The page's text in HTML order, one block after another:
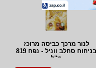
לנור מרכך כביסה מרוכז
בניחוח סחלב ווניל - נפח 819
מ''ל